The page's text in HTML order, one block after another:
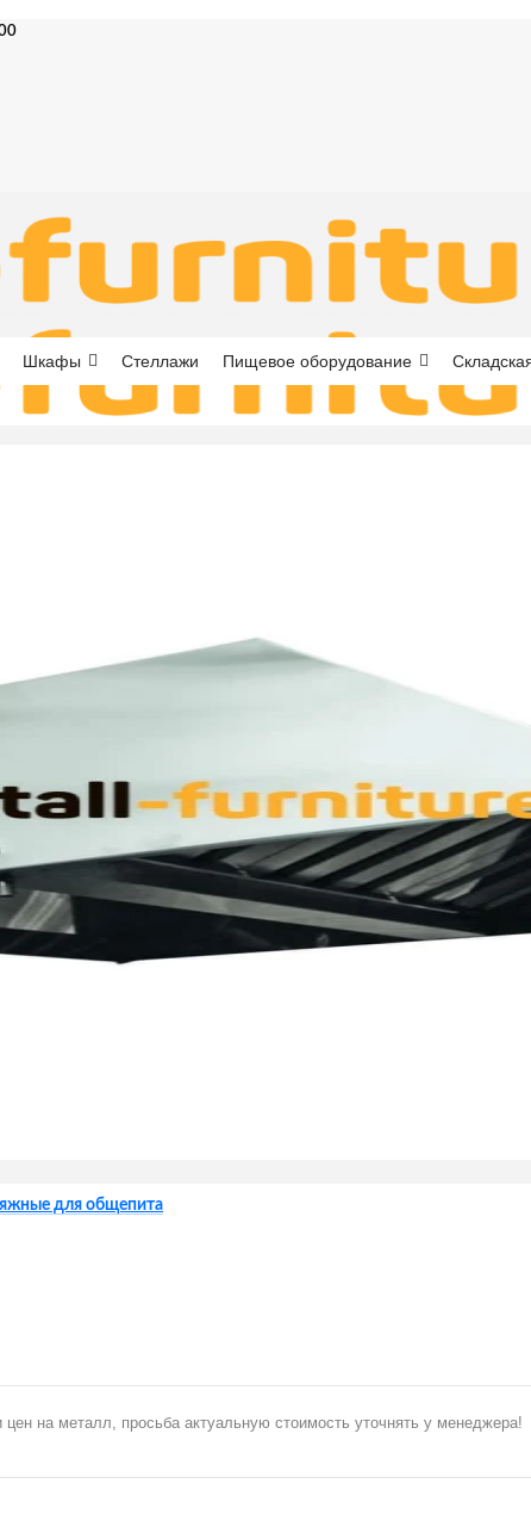
Шкафы Стеллажи Пищевое оборудование
для общепита
на металл, просьба актуальную стоимость уточнять у менеджера!